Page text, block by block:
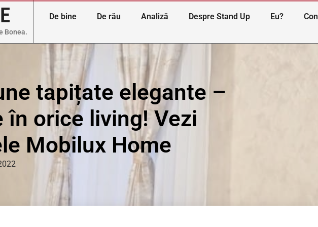
Bonea.
De bine De rău Analiză Despre Stand Up Eu?
tapițate elegante –
în orice living! Vezi
Mobilux Home